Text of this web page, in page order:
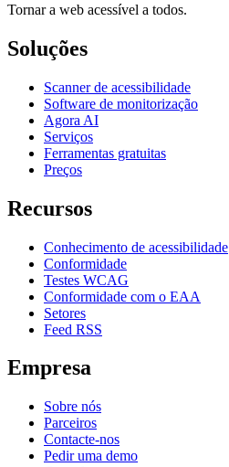
Tornar a web acessível a todos.
Soluções
Scanner de acessibilidade
Software de monitorização
Agora AI
Serviços
Ferramentas gratuitas
Preços
Recursos
Conhecimento de acessibilidade
Conformidade
Testes WCAG
Conformidade com o EAA
Setores
Feed RSS
Empresa
Sobre nós
Parceiros
Contacte-nos
Pedir uma demo